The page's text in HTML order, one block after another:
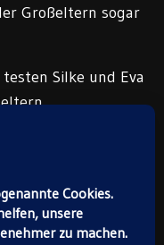
Großeltern sogar
Silke und Eva